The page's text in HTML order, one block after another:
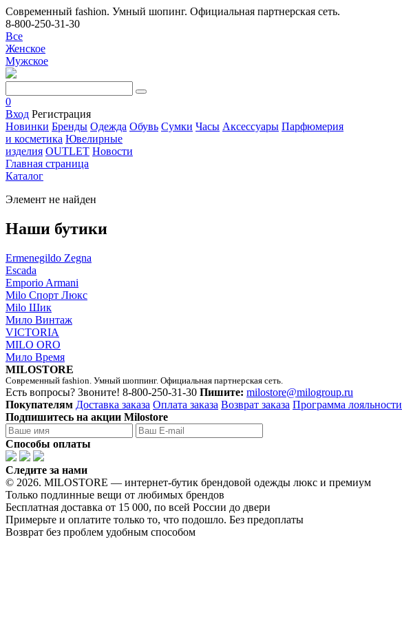
Современный fashion. Умный шопинг. Официальная партнерская сеть.
8-800-250-31-30
Все
Женское
Мужское
0
Вход Регистрация
Новинки Бренды Одежда Обувь Сумки Часы Аксессуары Парфюмерия
и косметика Ювелирные
изделия OUTLET Новости
Главная страница
Каталог
Элемент не найден
Наши бутики
Ermenegildo Zegna
Escada
Emporio Armani
Milo Спорт Люкс
Milo Шик
Мило Винтаж
VICTORIA
MILO ORO
Мило Время
MILOSTORE
Современный fashion. Умный шоппинг. Официальная партнерская сеть.
Есть вопросы? Звоните! 8-800-250-31-30 Пишите: milostore@milogroup.ru
Покупателям Доставка заказа Оплата заказа Возврат заказа Программа лояльности
Подпишитесь на акции Milostore
Способы оплаты
Следите за нами
© 2026. MILOSTORE — интернет-бутик брендовой одежды люкс и премиум
Только подлинные вещи от любимых брендов
Бесплатная доставка от 15 000, по всей России до двери
Примерьте и оплатите только то, что подошло. Без предоплаты
Возврат без проблем удобным способом